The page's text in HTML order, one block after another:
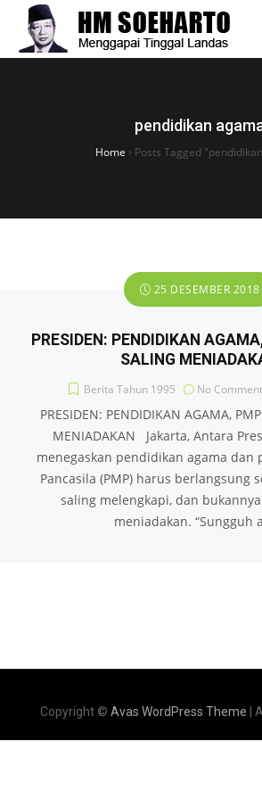
pendidikan
Home › Posts Tagged
25 DESEMBER 2018
PRESIDEN: PENDIDIKAN
SALING
Berita Tahun 1995 No Comment
PRESIDEN: PENDIDIKAN AGAMA,
MENIADAKAN Jakarta, Antara
menegaskan pendidikan agama dan
Pancasila (PMP) harus berlangsung
saling melengkapi, dan
meniadakan. “Sungguh
Copyright © Avas WordPress Theme |